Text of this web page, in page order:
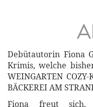
Debütautorin Fiona
Krimis, welche
WEINGARTEN
BÄCKEREI AM
Fiona freut